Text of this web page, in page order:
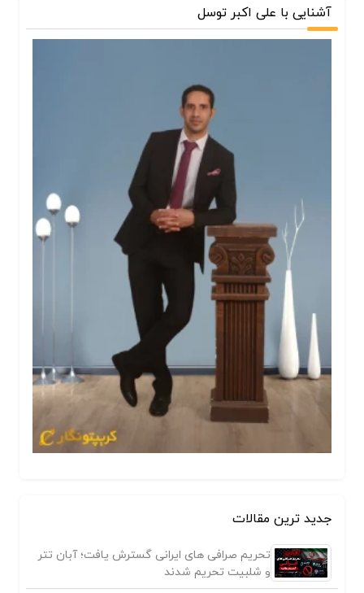
آشنایی با علی اکبر توسل
جدید ترین مقالات
تحریم صرافی های ایرانی گسترش یافت؛ آبان تتر
و شلبیت تحریم شدند